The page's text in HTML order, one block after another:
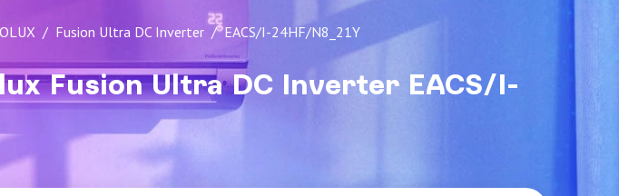
Fusion Ultra DC Inverter EACS/I-24HF/N8_21Y
Fusion Ultra DC Inverter EACS/I-